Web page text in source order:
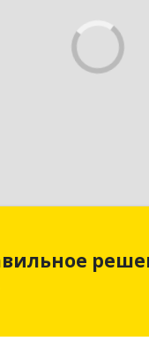
298330, Крым